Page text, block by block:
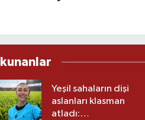
Yeşil sahaların dişi
aslanları klasman
atladı: